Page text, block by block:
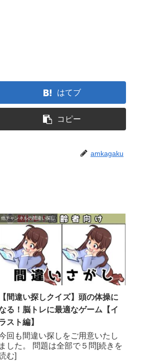
はてブ
コピー
amkagaku
他チャンネルの間違い探し
【間違い探しクイズ】頭の体操に
る！脳トレに最適なゲーム【イ
スト編】
回も間違い探しをご用意いたし
ました。 問題は全部で５問[続きを
む]